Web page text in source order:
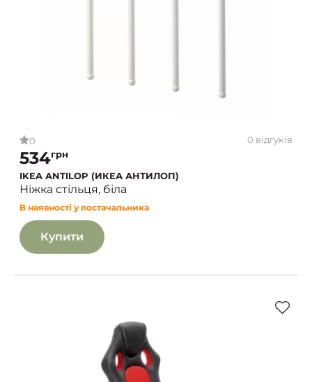
0 0 відгуків
534грн
IKEA ANTILOP (ИКЕА АНТИЛОП)
Ніжка стільця, біла
В наявності у постачальника
Купити